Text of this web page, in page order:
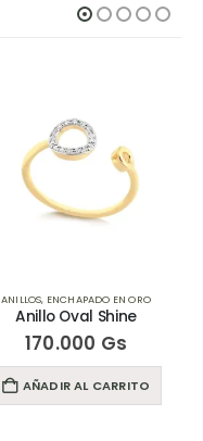
ANILLOS, ENCHAPADO EN ORO
Anillo Oval Shine
170.000 Gs
AÑADIR AL CARRITO